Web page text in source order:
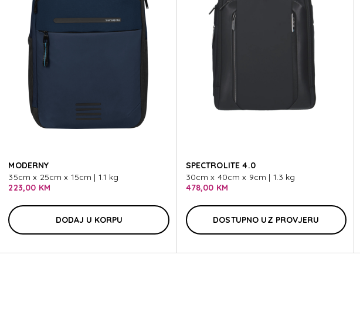
MODERNY
35cm x 25cm x 15cm | 1.1 kg
223,00 KM
DODAJ U KORPU
SPECTROLITE 4.0
30cm x 40cm x 9cm | 1.3 kg
478,00 KM
DOSTUPNO UZ PROVJERU